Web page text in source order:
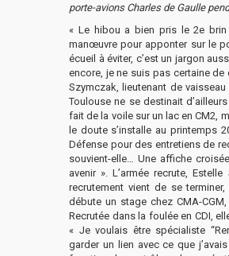
porte-avions Charles de Gaulle
« Le hibou a bien pris le 2e
manœuvre pour apponter sur le
écueil à éviter, c’est un jargon
encore, je ne suis pas certaine
Szymczak, lieutenant de
Toulouse ne se destinait
fait de la voile sur un lac en CM2,
le doute s’installe au printemps
Défense pour des entretiens de
souvient-elle… Une affiche
avenir ». L’armée recrute,
recrutement vient de se
débute un stage chez CMA-
Recrutée dans la foulée en CDI,
« Je voulais être spécialiste
garder un lien avec ce que